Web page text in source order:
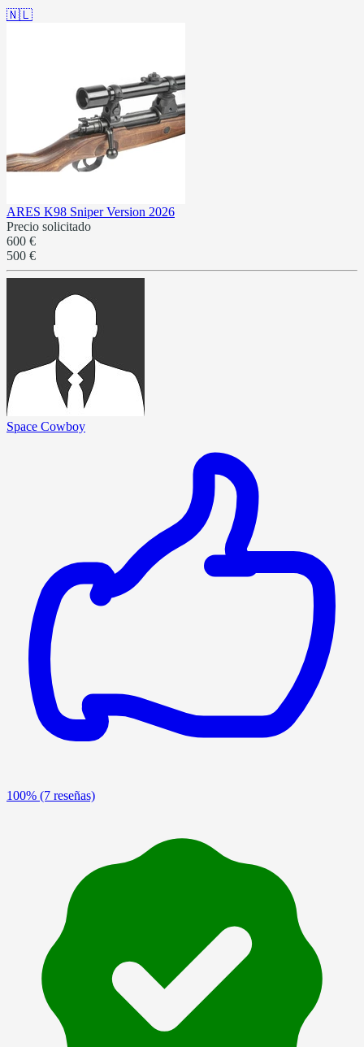
🇳🇱
ARES K98 Sniper Version 2026
Precio solicitado
600 €
500 €
Space Cowboy
100% (7 reseñas)